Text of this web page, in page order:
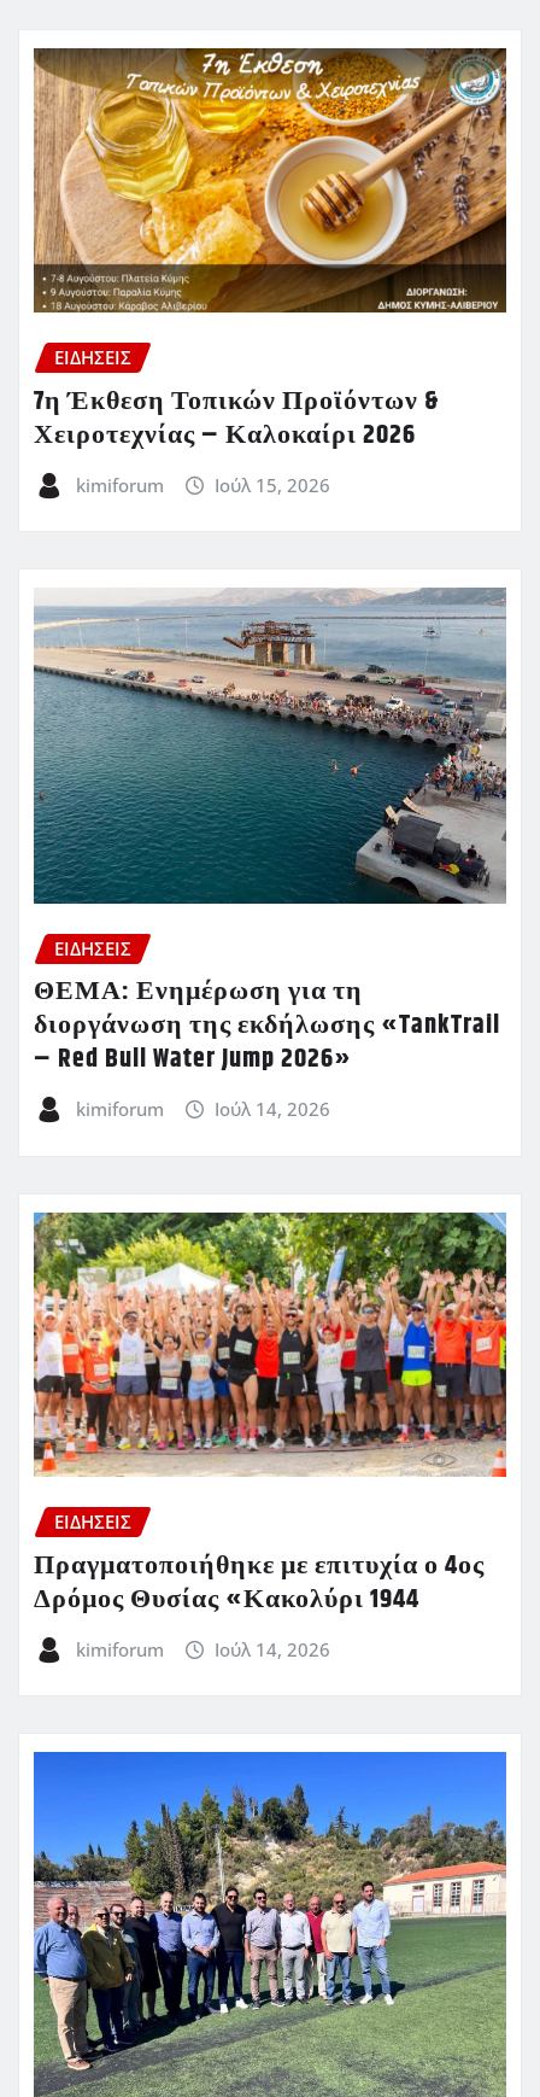
ΕΙΔΗΣΕΙΣ
7η Έκθεση Τοπικών Προϊόντων &
Χειροτεχνίας – Καλοκαίρι 2026
kimiforum Ιούλ 15, 2026
ΕΙΔΗΣΕΙΣ
ΘΕΜΑ: Ενημέρωση για τη
διοργάνωση της εκδήλωσης «TankTrail
– Red Bull Water Jump 2026»
kimiforum Ιούλ 14, 2026
ΕΙΔΗΣΕΙΣ
Πραγματοποιήθηκε με επιτυχία ο 4ος
Δρόμος Θυσίας «Κακολύρι 1944
kimiforum Ιούλ 14, 2026